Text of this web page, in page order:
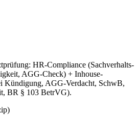
HR-Compliance (Sachverhalts-
AGG-Check) + Inhouse-
Kündigung, AGG-Verdacht, SchwB,
BR § 103 BetrVG).